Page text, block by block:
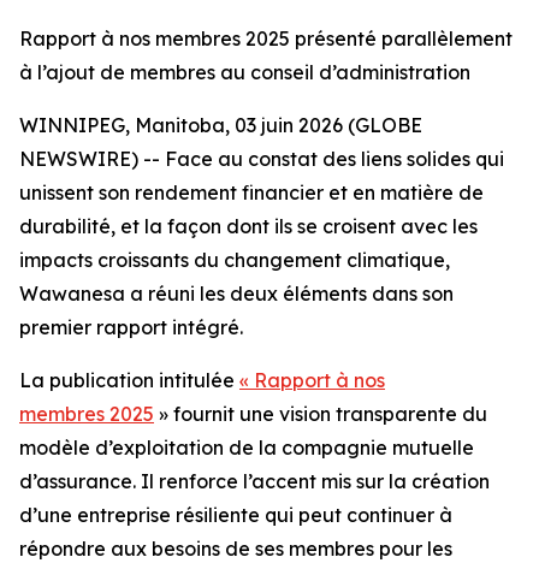
Rapport à nos membres 2025 présenté parallèlement
à l’ajout de membres au conseil d’administration
WINNIPEG, Manitoba, 03 juin 2026 (GLOBE
NEWSWIRE) -- Face au constat des liens solides qui
unissent son rendement financier et en matière de
durabilité, et la façon dont ils se croisent avec les
impacts croissants du changement climatique,
Wawanesa a réuni les deux éléments dans son
premier rapport intégré.
La publication intitulée « Rapport à nos
membres 2025 » fournit une vision transparente du
modèle d’exploitation de la compagnie mutuelle
d’assurance. Il renforce l’accent mis sur la création
d’une entreprise résiliente qui peut continuer à
répondre aux besoins de ses membres pour les